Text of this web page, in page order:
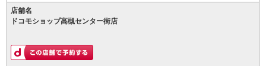
店舗名
ドコモショップ高槻センター街店